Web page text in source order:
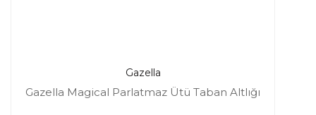
Gazella
Gazella Magical Parlatmaz Ütü Taban Altlığı